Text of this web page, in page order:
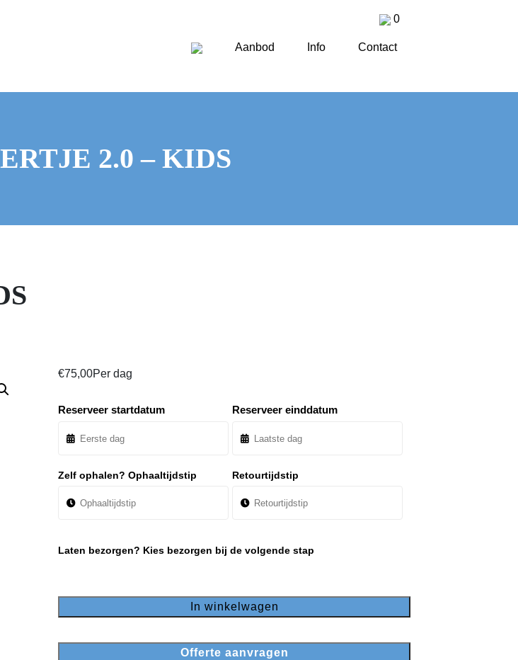
0
Aanbod Info Contact
2.0 – KIDS
€75,00Per dag
Reserveer startdatum
Zelf ophalen? Ophaaltijdstip
Reserveer einddatum
Retourtijdstip
Laten bezorgen? Kies bezorgen bij de volgende stap
In winkelwagen
Offerte aanvragen